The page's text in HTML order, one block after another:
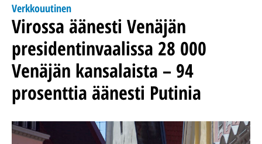
Verkkouutinen
Virossa äänesti Venäjän
presidentinvaalissa 28 000
Venäjän kansalaista – 94
prosenttia äänesti Putinia